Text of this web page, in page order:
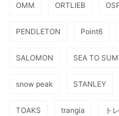
OMM ORTLIEB
PENDLETON Point6
SALOMON SEA TO
snow peak STANLEY
TOAKS trangia ト